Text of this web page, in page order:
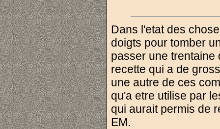
Dans l'etat des
doigts pour tomber
passer une trentaine
recette qui a de
une autre de ces
qu'a etre utilise par
qui aurait permis de
EM.